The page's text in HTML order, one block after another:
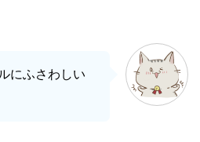
にふさわしい